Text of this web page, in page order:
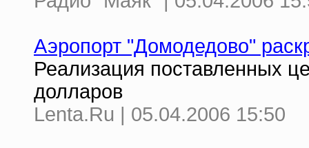
Аэропорт "Домодедово"
Реализация поставленных
долларов
Lenta.Ru | 05.04.2006 15:50